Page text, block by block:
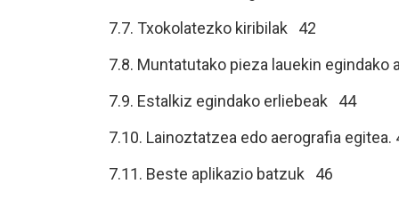
7.7. Txokolatezko kiribilak 42
7.8. Muntatutako pieza lauekin egindako
7.9. Estalkiz egindako erliebeak 44
7.10. Lainoztatzea edo aerografia egitea.
7.11. Beste aplikazio batzuk 46